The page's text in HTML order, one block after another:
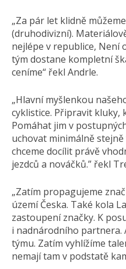
„Za pár let klidně
(druhodivizní).
nejlépe v republice, Není
tým dostane kompletní
ceníme“ řekl Andrle.
„Hlavní myšlenkou
cyklistice. Připravit kluky,
Pomáhat jim v
uchovat minimálně
chceme docílit právě
jezdců a nováčků.” řekl
„Zatím propagujeme
území Česka. Také kola
zastoupení značky. K
i nadnárodního partnera.
týmu. Zatím vyhlížíme
nemají tam v podstatě